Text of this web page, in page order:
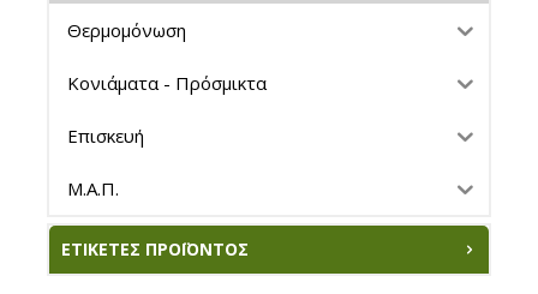
Θερμομόνωση
Κονιάματα - Πρόσμικτα
Επισκευή
Μ.Α.Π.
ΕΤΙΚΈΤΕΣ ΠΡΟΪΌΝΤΟΣ